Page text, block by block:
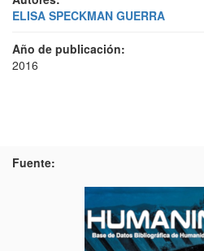
ELISA SPECKMAN GUERRA
Año de publicación:
2016
Fuente: